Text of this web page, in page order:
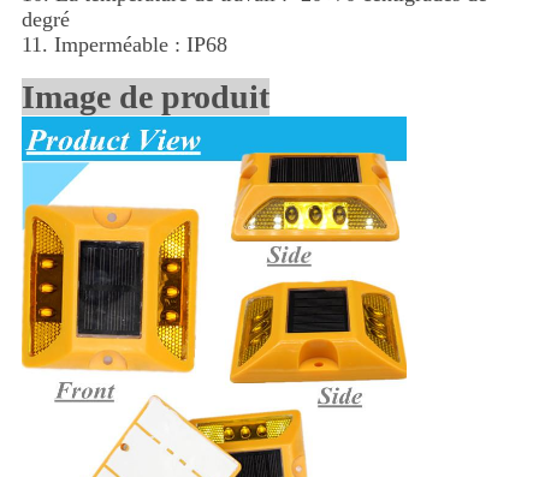
degré
11. Imperméable : IP68
Image de produit